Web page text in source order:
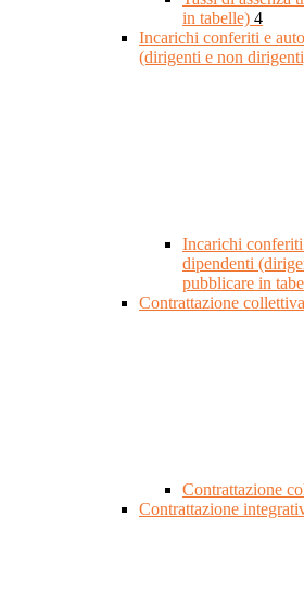
in tabelle) 4
Incarichi conferiti e
(dirigenti e non
Incarichi
dipendenti
pubblicare in
Contrattazione collettiva
Contrattazione
Contrattazione